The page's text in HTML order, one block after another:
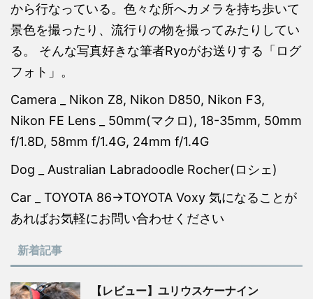
から行なっている。色々な所へカメラを持ち歩いて
景色を撮ったり、流行りの物を撮ってみたりしてい
る。 そんな写真好きな筆者Ryoがお送りする「ログ
フォト」。
Camera _ Nikon Z8, Nikon D850, Nikon F3,
Nikon FE Lens _ 50mm(マクロ), 18-35mm, 50mm
f/1.8D, 58mm f/1.4G, 24mm f/1.4G
Dog _ Australian Labradoodle Rocher(ロシェ)
Car _ TOYOTA 86→TOYOTA Voxy 気になることが
あればお気軽にお問い合わせください
新着記事
【レビュー】ユリウスケーナイン